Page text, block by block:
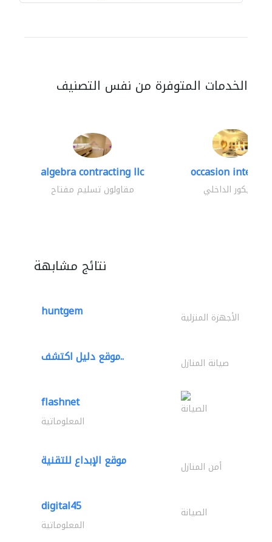
الخدمات المتوفرة من نفس التصنيف
algebra contracting llc
مقاولون تسليم مفتاح
occasion interiors
الديكور الداخلي
نتائج مشابهة
huntgem الأجهزة المنزلية
موقع دليل اكتشف.. صيانة المنازل
flashnet الصيانة
المعلوماتية
موقع الإبداع للتقنية أمن المنازل
digital45 الصيانة
المعلوماتية